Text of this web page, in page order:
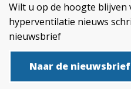
Wilt u op de hoogte blijven
hyperventilatie nieuws
nieuwsbrief
Naar de nieuwsbrief